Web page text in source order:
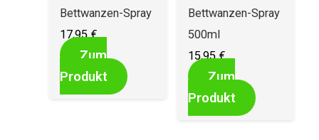
Bettwanzen-Spray
17,95€
Zum
Produkt
Bettwanzen-Spray
500ml
15,95€
Zum
Produkt